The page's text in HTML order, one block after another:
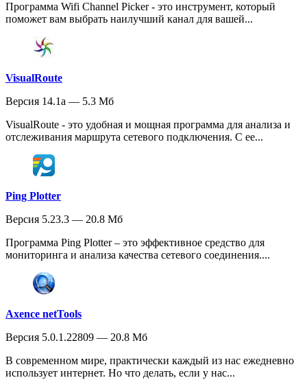
Программа Wifi Channel Picker - это инструмент, который
поможет вам выбрать наилучший канал для вашей...
VisualRoute
Версия 14.1a — 5.3 Мб
VisualRoute - это удобная и мощная программа для анализа и
отслеживания маршрута сетевого подключения. С ее...
Ping Plotter
Версия 5.23.3 — 20.8 Мб
Программа Ping Plotter – это эффективное средство для
мониторинга и анализа качества сетевого соединения....
Axence netTools
Версия 5.0.1.22809 — 20.8 Мб
В современном мире, практически каждый из нас ежедневно
использует интернет. Но что делать, если у нас...